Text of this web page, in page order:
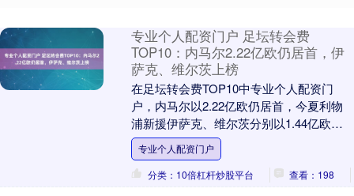
专业个人配资门户 足坛转会费
TOP10：内马尔2.22亿欧仍居首，伊
萨克、维尔茨上榜
在足坛转会费TOP10中专业个人配资门
户，内马尔以2.22亿欧仍居首，今夏利物
浦新援伊萨克、维尔茨分别以1.44亿欧、
1.25亿欧排名第4和第8。 足坛历史转会....
专业个人配资门户
分类：10倍杠杆炒股平台
查看：198